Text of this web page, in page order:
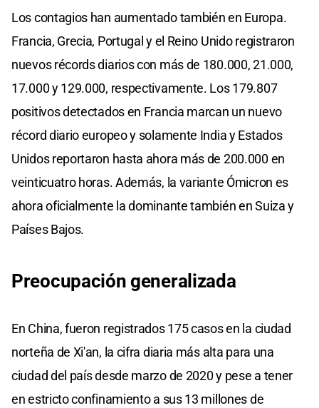
Los contagios han aumentado también en Europa.
Francia, Grecia, Portugal y el Reino Unido registraron
nuevos récords diarios con más de 180.000, 21.000,
17.000 y 129.000, respectivamente. Los 179.807
positivos detectados en Francia marcan un nuevo
récord diario europeo y solamente India y Estados
Unidos reportaron hasta ahora más de 200.000 en
veinticuatro horas. Además, la variante Ómicron es
ahora oficialmente la dominante también en Suiza y
Países Bajos.
Preocupación generalizada
En China, fueron registrados 175 casos en la ciudad
norteña de Xi'an, la cifra diaria más alta para una
ciudad del país desde marzo de 2020 y pese a tener
en estricto confinamiento a sus 13 millones de